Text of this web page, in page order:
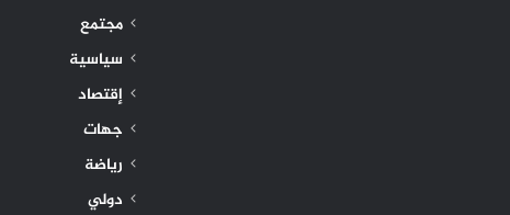
مجتمع
سياسية
إقتصاد
جهات
رياضة
دولي